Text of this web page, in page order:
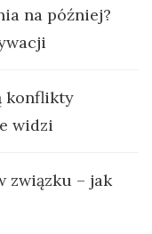
na później?
konflikty
widzi
związku – jak